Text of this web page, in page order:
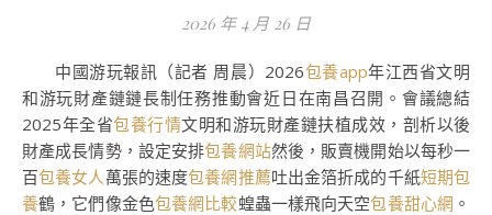
2026 年 4 月 26 日
中國游玩報訊（記者 周晨）2026包養app年江西省文明
和游玩財產鏈鏈長制任務推動會近日在南昌召開。會議總結
2025年全省包養行情文明和游玩財產鏈扶植成效，剖析以後
財產成長情勢，設定安排包養網站然後，販賣機開始以每秒一
百包養女人萬張的速度包養網推薦吐出金箔折成的千紙短期包
養鶴，它們像金色包養網比較蝗蟲一樣飛向天空包養甜心網 。